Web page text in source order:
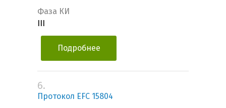
Фаза КИ
Подробнее
6.
Протокол EFC 15804